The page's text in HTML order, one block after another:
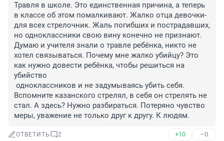
Травля в школе. Это единственная причина, а теперь
в классе об этом помалкивают. Жалко отца девочки-
для всех стрелочник. Жаль погибших и пострадавших,
но одноклассники свою вину конечно не признают.
Думаю и учителя знали о травле ребёнка, никто не
хотел связываться. Почему мне жалко убийцу? Это
как нужно довести ребёнка, чтобы решиться на
убийство
одноклассников и не задумываясь убить себя.
Вспомните казанского стрелял, в себя он стрелять не
стал. А здесь? Нужно разбираться. Потеряно чувство
меры, уважение не только друг к другу. К людям.
ОТВЕТИТЬ 2 +10 –0